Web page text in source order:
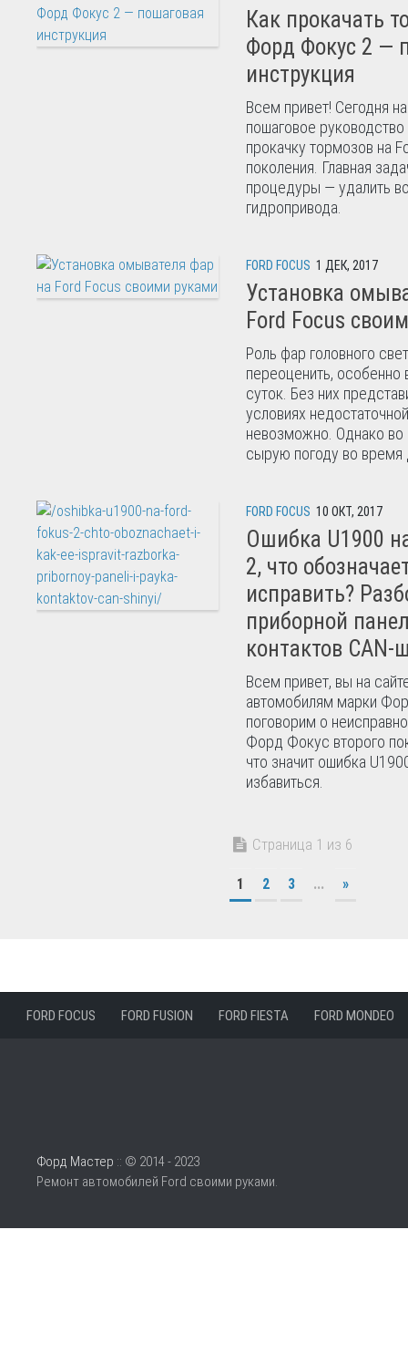
Как прокачать
Форд Фокус 2 —
инструкция
Всем привет! Сегодня
пошаговое
прокачку тормозов на
поколения. Главная
процедуры — удалить
гидропривода.
FORD FOCUS 1 ДЕК, 2017
Установка
Ford Focus
Роль фар головного
переоценить, особенно
суток. Без них
условиях
невозможно. Однако
сырую погоду во время
FORD FOCUS 10 ОКТ, 2017
Ошибка U1900
2, что
исправить?
приборной
контактов
Всем привет, вы на
автомобилям марки
поговорим о
Форд Фокус второго
что значит ошибка
избавиться.
Страница 1 из 6
1 2 3 ... »
FORD FOCUS FORD FUSION FORD FIESTA FORD MONDEO
Форд Мастер :: © 2014 - 2023
Ремонт автомобилей Ford своими руками.